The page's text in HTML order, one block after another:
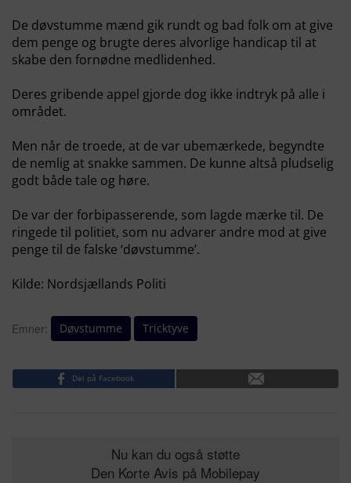
De døvstumme mænd gik rundt og bad folk om at give
dem penge og brugte deres alvorlige handicap til at
skabe den fornødne medlidenhed.
Deres gribende appel gjorde dog ikke indtryk på alle i
området.
Men når de troede, at de var ubemærkede, begyndte
de nemlig at snakke sammen. De kunne altså pludselig
godt både tale og høre.
De var der forbipasserende, som lagde mærke til. De
ringede til politiet, som nu advarer andre mod at give
penge til de falske ‘døvstumme’.
Kilde: Nordsjællands Politi
Emner: Døvstumme Tricktyve
Del på Facebook
Nu kan du også støtte
Den Korte Avis på Mobilepay